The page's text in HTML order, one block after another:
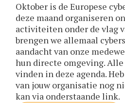
Oktober is de Europese
deze maand organiseren
activiteiten onder de vlag
brengen we allemaal
aandacht van onze
hun directe omgeving.
vinden in deze agenda.
van jouw organisatie nog
kan via onderstaande link.